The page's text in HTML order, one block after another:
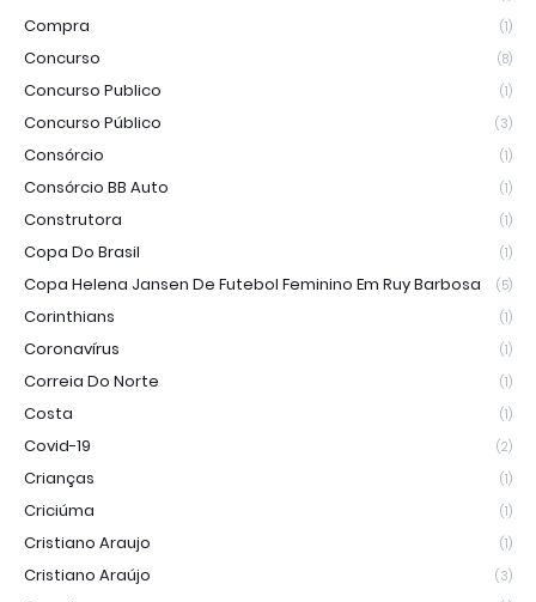
Compra (1)
Concurso (8)
Concurso Publico (1)
Concurso Público (3)
Consórcio (1)
Consórcio BB Auto (1)
Construtora (1)
Copa Do Brasil (1)
Copa Helena Jansen De Futebol Feminino Em Ruy Barbosa (5)
Corinthians (1)
Coronavírus (1)
Correia Do Norte (1)
Costa (1)
Covid-19 (2)
Crianças (1)
Criciúma (1)
Cristiano Araujo (1)
Cristiano Araújo (3)